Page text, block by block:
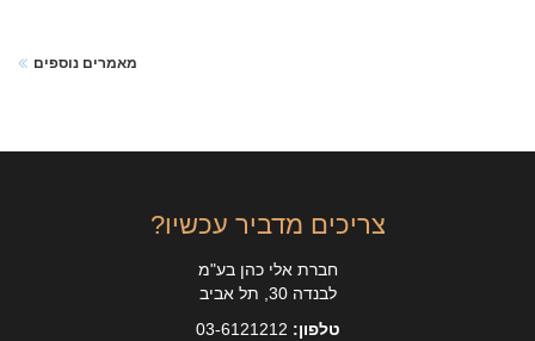
מאמרים נוספים
צריכים מדביר עכשיו?
חברת אלי כהן בע"מ
לבנדה 30, תל אביב
טלפון: